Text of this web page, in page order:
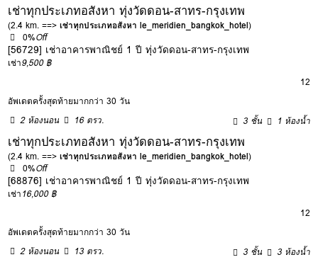
เช่าทุกประเภทอสังหา ทุ่งวัดดอน-สาทร-กรุงเทพ
(2.4 km. ==>เช่าทุกประเภทอสังหา le_meridien_bangkok_hotel)
0%Off
[56729] เช่าอาคารพาณิชย์ 1 ปี ทุ่งวัดดอน-สาทร-กรุงเทพ
เช่า9,500 ฿
12
อัพเดตครั้งสุดท้ายมากกว่า 30 วัน
2 ห้องนอน
16 ตรว. 3 ชั้น 1 ห้องน้ำ
เช่าทุกประเภทอสังหา ทุ่งวัดดอน-สาทร-กรุงเทพ
(2.4 km. ==>เช่าทุกประเภทอสังหา le_meridien_bangkok_hotel)
0%Off
[68876] เช่าอาคารพาณิชย์ 1 ปี ทุ่งวัดดอน-สาทร-กรุงเทพ
เช่า16,000 ฿
12
อัพเดตครั้งสุดท้ายมากกว่า 30 วัน
2 ห้องนอน
13 ตรว. 3 ชั้น 3 ห้องน้ำ